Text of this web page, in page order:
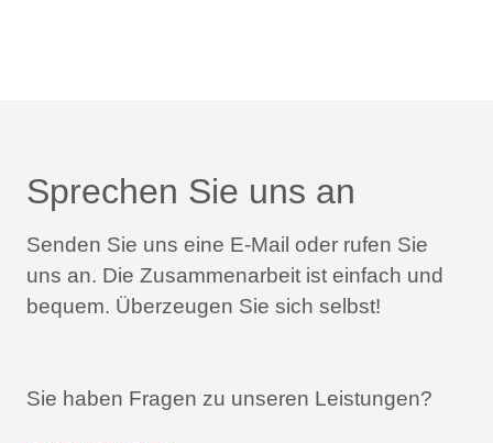
Sprechen Sie uns an
Senden Sie uns eine E-Mail oder rufen Sie
uns an. Die Zusammenarbeit ist einfach und
bequem. Überzeugen Sie sich selbst!
Sie haben Fragen zu unseren Leistungen?